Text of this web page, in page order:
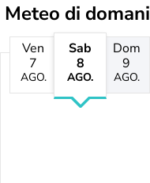
Meteo di domani
Ven
7
AGO.
Sab
8
AGO.
Dom
9
AGO.